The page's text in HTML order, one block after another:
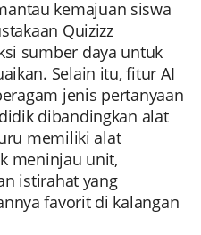
kemajuan siswa
Quizizz
sumber daya untuk
Selain itu, fitur AI
jenis pertanyaan
dibandingkan alat
memiliki alat
meninjau unit,
istirahat yang
favorit di kalangan